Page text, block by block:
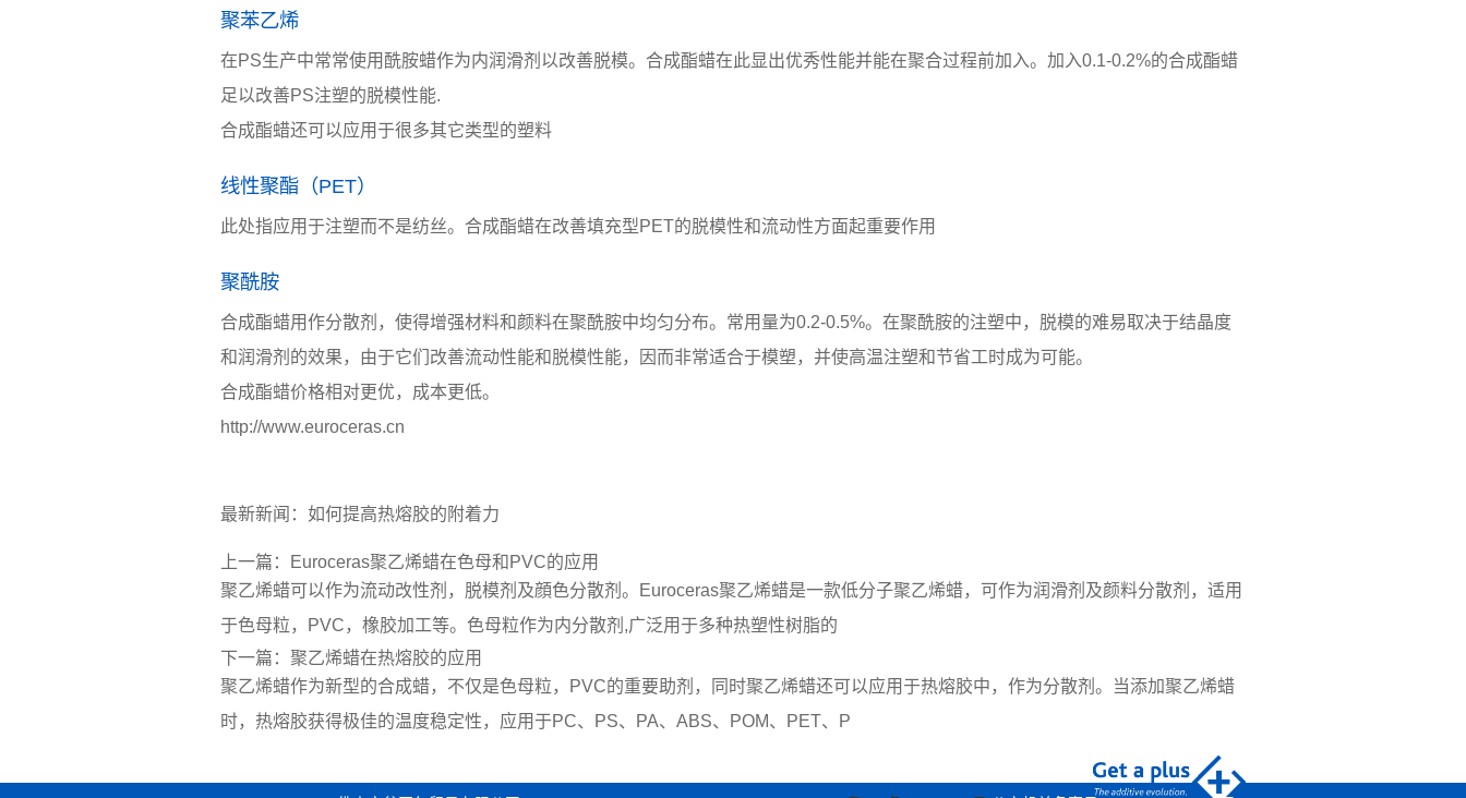
聚苯乙烯
在PS生产中常常使用酰胺蜡作为内润滑剂以改善脱模。合成酯蜡在此显出优秀性能并能在聚合过程前加入。加入0.1-0.2%的合成酯蜡
足以改善PS注塑的脱模性能.
合成酯蜡还可以应用于很多其它类型的塑料
线性聚酯（PET）
此处指应用于注塑而不是纺丝。合成酯蜡在改善填充型PET的脱模性和流动性方面起重要作用
聚酰胺
合成酯蜡用作分散剂，使得增强材料和颜料在聚酰胺中均匀分布。常用量为0.2-0.5%。在聚酰胺的注塑中，脱模的难易取决于结晶度
和润滑剂的效果，由于它们改善流动性能和脱模性能，因而非常适合于模塑，并使高温注塑和节省工时成为可能。
合成酯蜡价格相对更优，成本更低。
http://www.euroceras.cn
最新新闻： 如何提高热熔胶的附着力
上一篇：
Euroceras聚乙烯蜡在色母和PVC的应用
聚乙烯蜡可以作为流动改性剂，脱模剂及顔色分散剂。Euroceras聚乙烯蜡是一款低分子聚乙烯蜡，可作为润滑剂及颜料分散剂，适用
于色母粒，PVC，橡胶加工等。色母粒作为内分散剂,广泛用于多种热塑性树脂的
下一篇： 聚乙烯蜡在热熔胶的应用
聚乙烯蜡作为新型的合成蜡，不仅是色母粒，PVC的重要助剂，同时聚乙烯蜡还可以应用于热熔胶中，作为分散剂。当添加聚乙烯蜡
时，热熔胶获得极佳的温度稳定性，应用于PC、PS、PA、ABS、POM、PET、P